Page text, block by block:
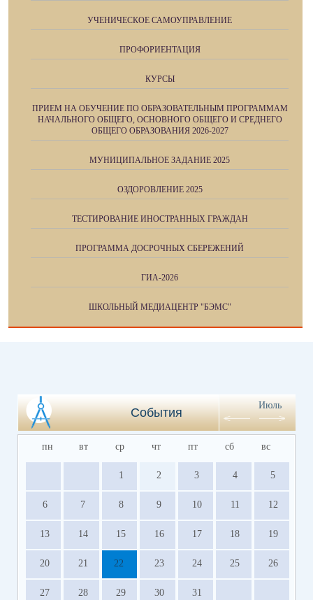
УЧЕНИЧЕСКОЕ САМОУПРАВЛЕНИЕ
ПРОФОРИЕНТАЦИЯ
КУРСЫ
ПРИЕМ НА ОБУЧЕНИЕ ПО ОБРАЗОВАТЕЛЬНЫМ ПРОГРАММАМ
НАЧАЛЬНОГО ОБЩЕГО, ОСНОВНОГО ОБЩЕГО И СРЕДНЕГО
ОБЩЕГО ОБРАЗОВАНИЯ 2026-2027
МУНИЦИПАЛЬНОЕ ЗАДАНИЕ 2025
ОЗДОРОВЛЕНИЕ 2025
ТЕСТИРОВАНИЕ ИНОСТРАННЫХ ГРАЖДАН
ПРОГРАММА ДОСРОЧНЫХ СБЕРЕЖЕНИЙ
ГИА-2026
ШКОЛЬНЫЙ МЕДИАЦЕНТР "БЭМС"
События
Июль
пн вт ср чт пт сб вс
1 2 3 4 5
6 7 8 9 10 11 12
13 14 15 16 17 18 19
20 21 22 23 24 25 26
27 28 29 30 31